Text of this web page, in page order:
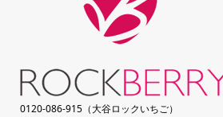
0120-086-915（大谷ロックいちご）